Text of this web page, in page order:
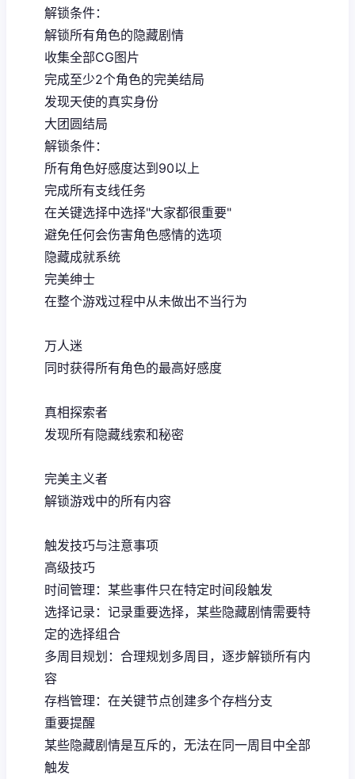
解锁条件：
解锁所有角色的隐藏剧情
收集全部CG图片
完成至少2个角色的完美结局
发现天使的真实身份
大团圆结局
解锁条件：
所有角色好感度达到90以上
完成所有支线任务
在关键选择中选择"大家都很重要"
避免任何会伤害角色感情的选项
隐藏成就系统
完美绅士
在整个游戏过程中从未做出不当行为
万人迷
同时获得所有角色的最高好感度
真相探索者
发现所有隐藏线索和秘密
完美主义者
解锁游戏中的所有内容
触发技巧与注意事项
高级技巧
时间管理：某些事件只在特定时间段触发
选择记录：记录重要选择，某些隐藏剧情需要特
定的选择组合
多周目规划：合理规划多周目，逐步解锁所有内
容
存档管理：在关键节点创建多个存档分支
重要提醒
某些隐藏剧情是互斥的，无法在同一周目中全部
触发